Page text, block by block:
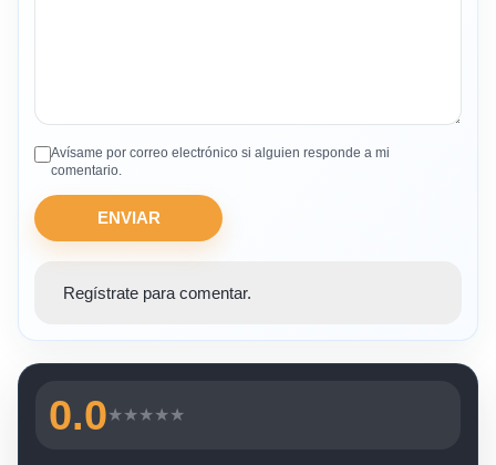
Avísame por correo electrónico si alguien responde a mi
comentario.
ENVIAR
Regístrate para comentar.
0.0★★★★★